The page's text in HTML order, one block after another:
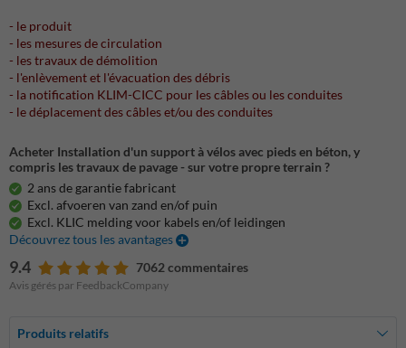
- le produit
- les mesures de circulation
- les travaux de démolition
- l'enlèvement et l'évacuation des débris
- la notification KLIM-CICC pour les câbles ou les conduites
- le déplacement des câbles et/ou des conduites
Acheter Installation d'un support à vélos avec pieds en béton, y
compris les travaux de pavage - sur votre propre terrain ?
2 ans de garantie fabricant
Excl. afvoeren van zand en/of puin
Excl. KLIC melding voor kabels en/of leidingen
Découvrez tous les avantages
9.4 7062 commentaires
Avis gérés par FeedbackCompany
Produits relatifs